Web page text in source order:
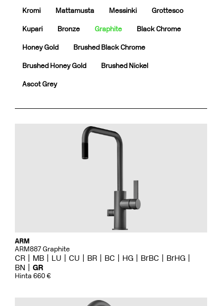
Kromi
Mattamusta Messinki Grottesco
Kupari Bronze Graphite Black Chrome
Honey Gold Brushed Black Chrome
Brushed Honey Gold Brushed Nickel
Ascot Grey
ARM
ARM887 Graphite
CR MB LU CU BR BC HG BrBC
BrHG
BN
GR
Hinta 660 €